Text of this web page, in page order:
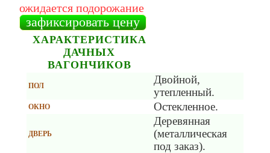
ожидается подорожание
зафиксировать цену
ХАРАКТЕРИСТИКА
ДАЧНЫХ
ВАГОНЧИКОВ
ПОЛ
Двойной,
утепленный.
ОКНО Остекленное.
ДВЕРЬ
Деревянная
(металлическая
под заказ).